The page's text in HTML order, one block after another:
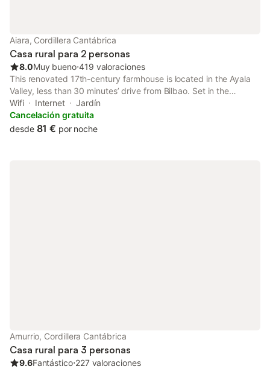
Aiara, Cordillera Cantábrica
Casa rural para 2 personas
8.0Muy bueno⋅419 valoraciones
This renovated 17th-century farmhouse is located in the Ayala
Valley, less than 30 minutes’ drive from Bilbao. Set in the
Basque countryside, it has a charming garden and terrace with
great views.
Wifi Internet
Jardín
Cancelación gratuita
desde 81 € por noche
Amurrio, Cordillera Cantábrica
Casa rural para 3 personas
9.6Fantástico⋅227 valoraciones